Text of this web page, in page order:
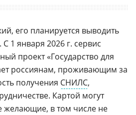
его планируется выводить
1 января 2026 г. сервис
проект «Государство для
россиянам, проживающим за
получения СНИЛС,
Картой могут
желающие, в том числе не